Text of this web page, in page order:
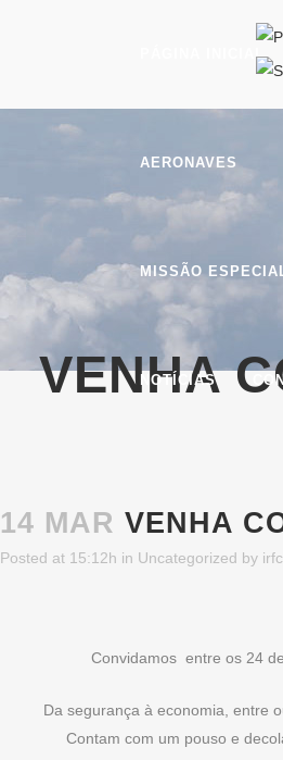
PÁGINA INICIAL
AERONAVES
MISSÃO
NOTÍCIAS
VENHA
14 MAR VENHA
Posted at 15:12h in Uncategorized by irfc
Convidamos entre os 24
Da segurança à economia, entre
Contam com um pouso e